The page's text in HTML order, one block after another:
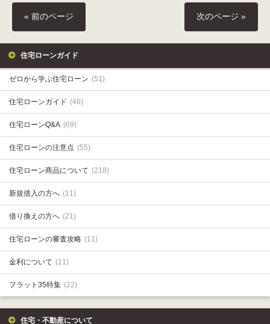
« 前のページ 次のページ »
住宅ローンガイド
ゼロから学ぶ住宅ローン (51)
住宅ローンガイド (46)
住宅ローンQ&A (69)
住宅ローンの注意点 (55)
住宅ローン商品について (218)
新規借入の方へ (11)
借り換えの方へ (21)
住宅ローンの審査攻略 (11)
金利について (11)
フラット35特集 (22)
住宅・不動産について